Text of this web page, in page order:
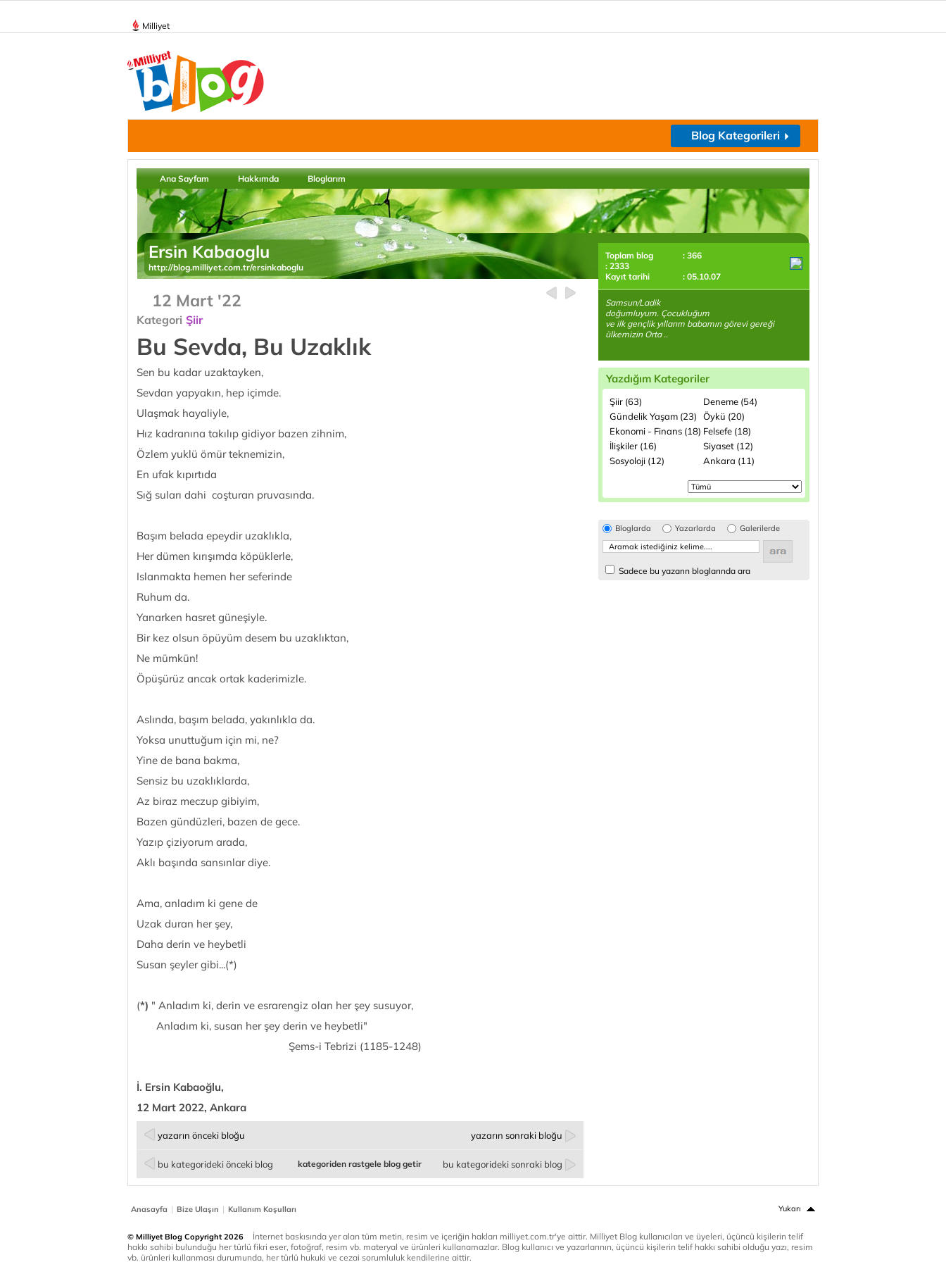
Milliyet
Blog Kategorileri
Ana Sayfam Hakkımda Bloglarım
Ersin Kabaoglu
http://blog.milliyet.com.tr/ersinkaboglu
12 Mart '22
Kategori Şiir
Bu Sevda, Bu Uzaklık
Sen bu kadar uzaktayken,
Sevdan yapyakın, hep içimde.
Ulaşmak hayaliyle,
Hız kadranına takılıp gidiyor bazen zihnim,
Özlem yuklü ömür teknemizin,
En ufak kıpırtıda
Sığ suları dahi coşturan pruvasında.
Başım belada epeydir uzaklıkla,
Her dümen kırışımda köpüklerle,
Islanmakta hemen her seferinde
Ruhum da.
Yanarken hasret güneşiyle.
Bir kez olsun öpüyüm desem bu uzaklıktan,
Ne mümkün!
Öpüşürüz ancak ortak kaderimizle.
Aslında, başım belada, yakınlıkla da.
Yoksa unuttuğum için mi, ne?
Yine de bana bakma,
Sensiz bu uzaklıklarda,
Az biraz meczup gibiyim,
Bazen gündüzleri, bazen de gece.
Yazıp çiziyorum arada,
Aklı başında sansınlar diye.
Ama, anladım ki gene de
Uzak duran her şey,
Daha derin ve heybetli
Susan şeyler gibi...(*)
(*) " Anladım ki, derin ve esrarengiz olan her şey susuyor,
Anladım ki, susan her şey derin ve heybetli"
Şems-i Tebrizi (1185-1248)
İ. Ersin Kabaoğlu,
12 Mart 2022, Ankara
yazarın önceki bloğu yazarın sonraki bloğu
bu kategorideki önceki blog bu kategorideki sonraki blog
kategoriden rastgele blog getir
Toplam blog
: 366
: 2333
Kayıt tarihi
: 05.10.07
Samsun/Ladik
doğumluyum. Çocukluğum
ve ilk gençlik yıllarım babamın görevi gereği
ülkemizin Orta ..
Yazdığım Kategoriler
Şiir (63)
Deneme (54)
Gündelik Yaşam (23)
Öykü (20)
Ekonomi - Finans (18) Felsefe (18)
İlişkiler (16)
Siyaset (12)
Sosyoloji (12)
Ankara (11)
Bloglarda Yazarlarda Galerilerde
Sadece bu yazarın bloglarında ara
Anasayfa | Bize Ulaşın | Kullanım Koşulları Yukarı
© Milliyet Blog Copyright 2026
İnternet baskısında yer alan tüm metin, resim ve içeriğin hakları milliyet.com.tr'ye aittir. Milliyet Blog kullanıcıları ve üyeleri, üçüncü kişilerin telif
hakkı sahibi bulunduğu her türlü fikri eser, fotoğraf, resim vb. materyal ve ürünleri kullanamazlar. Blog kullanıcı ve yazarlarının, üçüncü kişilerin telif hakkı sahibi olduğu yazı, resim
vb. ürünleri kullanması durumunda, her türlü hukuki ve cezai sorumluluk kendilerine aittir.